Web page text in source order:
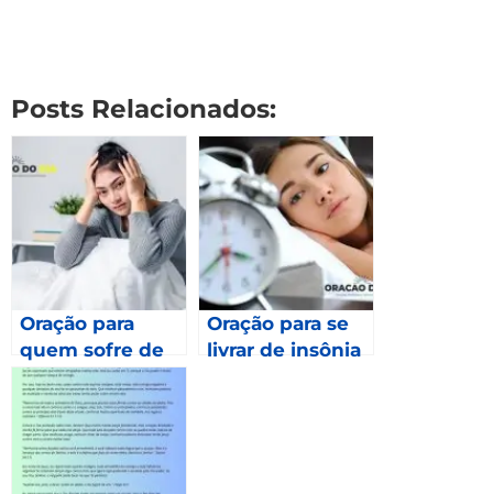
Posts Relacionados:
Oração para
quem sofre de
insônia
Oração para se
livrar de insônia